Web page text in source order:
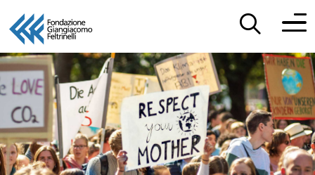
Vai
al
contenuto
Partecipa
Scopri
Collabora